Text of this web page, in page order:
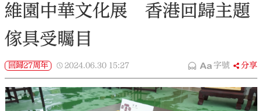
維園中華文化展 香港回歸主題
傢具受矚目
回歸27周年 2024.06.30 15:27 字號 分享